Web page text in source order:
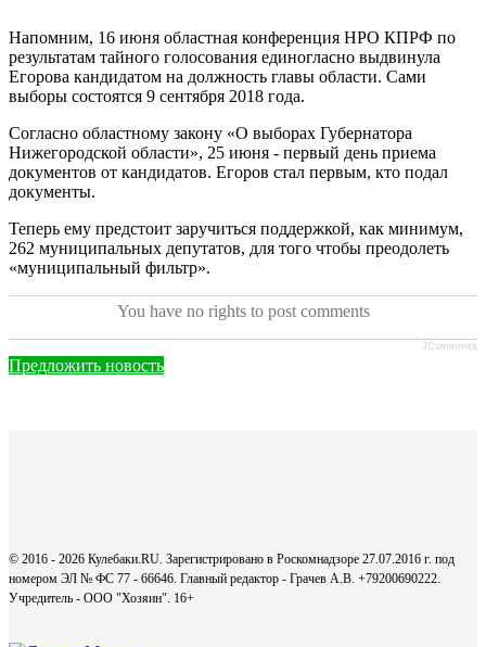
Напомним, 16 июня областная конференция НРО КПРФ по
результатам тайного голосования единогласно выдвинула
Егорова кандидатом на должность главы области. Сами
выборы состоятся 9 сентября 2018 года.
Согласно областному закону «О выборах Губернатора
Нижегородской области», 25 июня - первый день приема
документов от кандидатов. Егоров стал первым, кто подал
документы.
Теперь ему предстоит заручиться поддержкой, как минимум,
262 муниципальных депутатов, для того чтобы преодолеть
«муниципальный фильтр».
You have no rights to post comments
JComments
Предложить новость
© 2016 - 2026 Кулебаки.RU. Зарегистрировано в Роскомнадзоре 27.07.2016 г. под
номером ЭЛ № ФС 77 - 66646. Главный редактор - Грачев А.В. +79200690222.
Учредитель - ООО "Хозяин". 16+